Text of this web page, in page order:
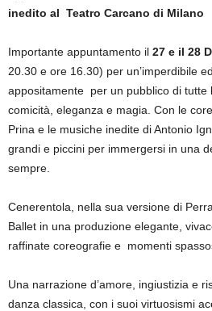
inedito al Teatro Carcano di Milano
Importante appuntamento il 27 e il 28
20.30 e ore 16.30) per un’imperdibile
appositamente per un pubblico di tutte
comicità, eleganza e magia. Con le
Prina e le musiche inedite di Antonio
grandi e piccini per immergersi in una
sempre.
Cenerentola, nella sua versione di
Ballet in una produzione elegante,
raffinate coreografie e momenti
Una narrazione d’amore, ingiustizia e
danza classica, con i suoi virtuosismi